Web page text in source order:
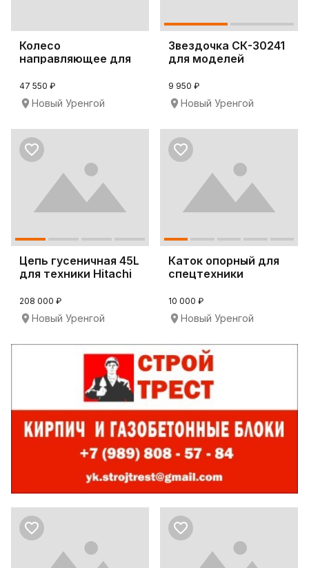
Колесо
направляющее для
Komatsu PC300L
47 550 ₽
Новый Уренгой
Звездочка СК-30241
для моделей
9 950 ₽
Новый Уренгой
Цепь гусеничная 45L
для техники Hitachi
208 000 ₽
Новый Уренгой
Каток опорный для
спецтехники
10 000 ₽
Новый Уренгой